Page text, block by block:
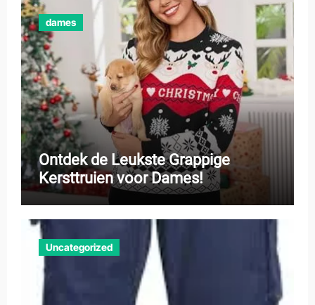
dames
Ontdek de Leukste Grappige
Kersttruien voor Dames!
Uncategorized